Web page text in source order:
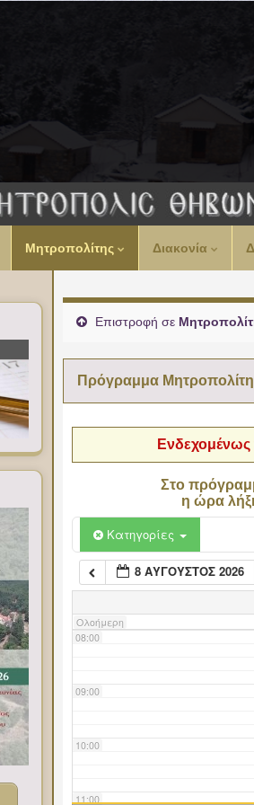
Μητροπολίτης Διακονία
Επιστροφή σε
Πρόγραμμα Μητροπολίτη
Ενδεχομένως
Στο
η ώρα
Κατηγορίες
8 ΑΎΓΟΥΣΤΟΣ 2026
Ολοήμερη
00:00
02:00
06:00
07:00
08:00
09:00
10:00
11:00